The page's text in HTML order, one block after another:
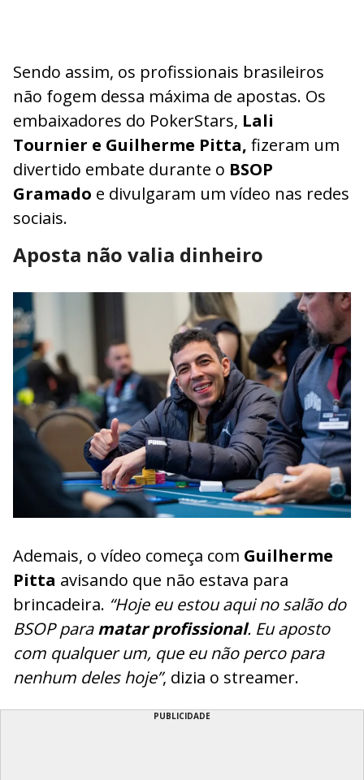
Sendo assim, os profissionais brasileiros
não fogem dessa máxima de apostas. Os
embaixadores do PokerStars, Lali
Tournier e Guilherme Pitta, fizeram um
divertido embate durante o BSOP
Gramado e divulgaram um vídeo nas redes
sociais.
Aposta não valia dinheiro
Ademais, o vídeo começa com Guilherme
Pitta avisando que não estava para
brincadeira. “Hoje eu estou aqui no salão do
BSOP paramatar profissional. Eu aposto
com qualquer um, que eu não perco para
nenhum deles hoje”, dizia o streamer.
PUBLICIDADE